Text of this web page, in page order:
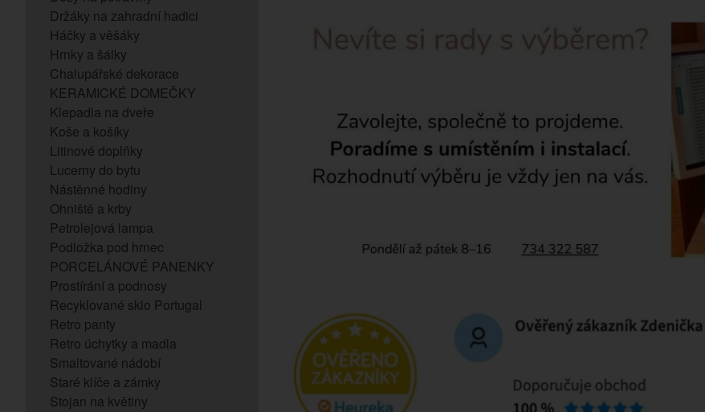
Držáky na zahradní hadici
Háčky a věšáky
Hrnky a šálky
Chalupářské dekorace
KERAMICKÉ DOMEČKY
Klepadla na dveře
Koše a košíky
Litinové doplňky
Lucerny do bytu
Nástěnné hodiny
Ohniště a krby
Petrolejová lampa
Podložka pod hrnec
PORCELÁNOVÉ PANENKY
Prostírání a podnosy
Recyklované sklo Portugal
Retro panty
Retro úchytky a madla
Smaltované nádobí
Staré klíče a zámky
Stojan na květiny